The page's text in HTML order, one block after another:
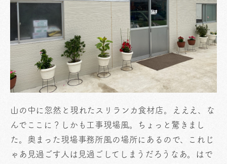
山の中に忽然と現れたスリランカ食材店。えええ、な
んでここに？しかも工事現場風。ちょっと驚きまし
た。奥まった現場事務所風の場所にあるので、これじ
ゃあ見過ごす人は見過ごしてしまうだろうなあ。はで